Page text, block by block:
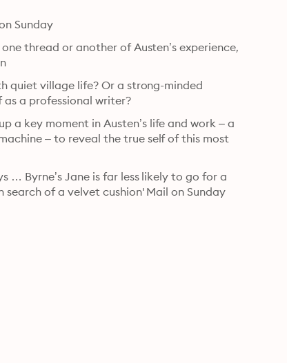
Sunday
thread or another of Austen’s experience,
quiet village life? Or a strong-minded
a professional writer?
a key moment in Austen’s life and work – a
– to reveal the true self of this most
Byrne’s Jane is far less likely to go for a
of a velvet cushion' Mail on Sunday